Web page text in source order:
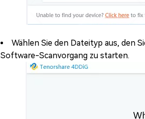
Wählen Sie den Dateityp aus, den
Software-Scanvorgang zu starten.